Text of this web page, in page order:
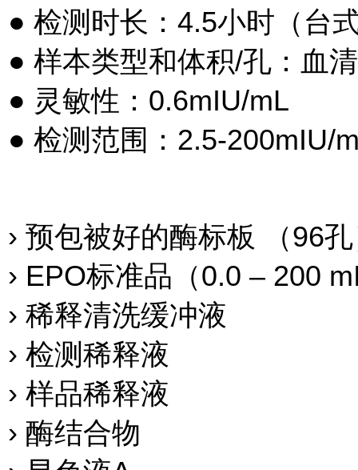
● 检测时长：4.5小时（台
● 样本类型和体积/孔：血
● 灵敏性：0.6mIU/mL
● 检测范围：2.5-200mIU/
› 预包被好的酶标板 （96
› EPO标准品（0.0 – 200
› 稀释清洗缓冲液
› 检测稀释液
› 样品稀释液
› 酶结合物